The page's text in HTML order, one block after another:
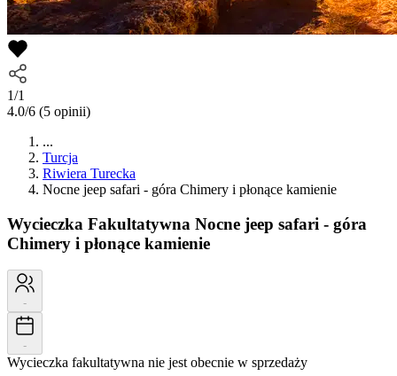
1/1
4.0/6 (5 opinii)
...
Turcja
Riwiera Turecka
Nocne jeep safari - góra Chimery i płonące kamienie
Wycieczka Fakultatywna Nocne jeep safari - góra
Chimery i płonące kamienie
-
-
Wycieczka fakultatywna nie jest obecnie w sprzedaży